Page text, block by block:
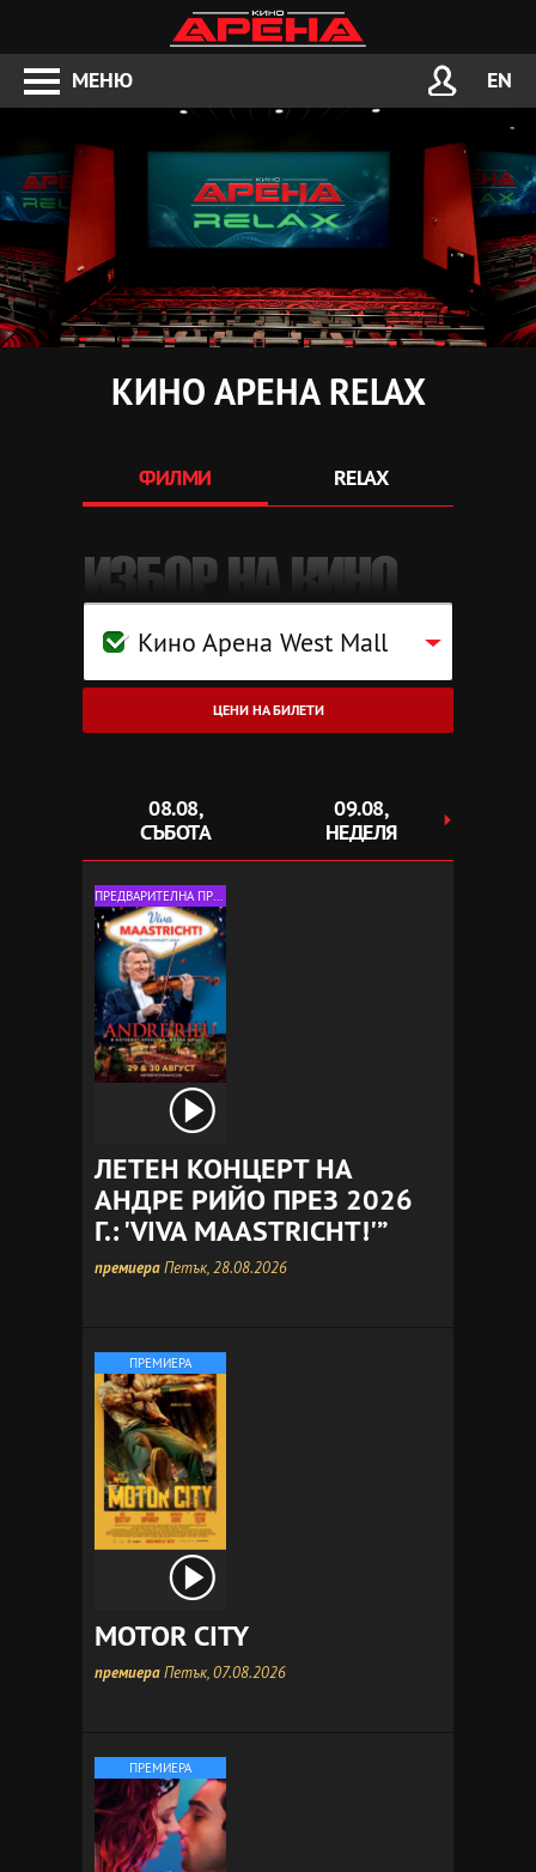
МЕНЮ EN
КИНО АРЕНА RELAX
ФИЛМИ RELAX
ИЗБОР НА КИНО
Кино Арена West Mall
ЦЕНИ НА БИЛЕТИ
08.08,
СЪБОТА
09.08,
НЕДЕЛЯ
ПРЕДВАРИТЕЛНА ПРОДАЖБА
ЛЕТЕН КОНЦЕРТ НА
АНДРЕ РИЙО ПРЕЗ 2026
Г.: 'VIVA MAASTRICHT!'”
премиераПетък, 28.08.2026
ПРЕМИЕРА
MOTOR CITY
премиераПетък, 07.08.2026
ПРЕМИЕРА